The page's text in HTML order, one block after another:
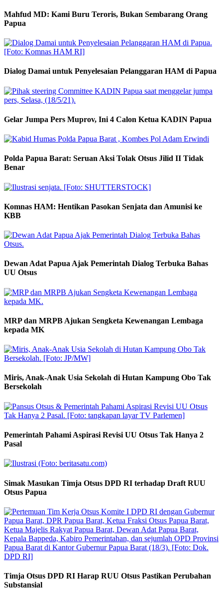
Mahfud MD: Kami Buru Teroris, Bukan Sembarang Orang
Papua
Dialog Damai untuk Penyelesaian Pelanggaran HAM di Papua
Gelar Jumpa Pers Muprov, Ini 4 Calon Ketua KADIN Papua
Polda Papua Barat: Seruan Aksi Tolak Otsus Jilid II Tidak
Benar
Komnas HAM: Hentikan Pasokan Senjata dan Amunisi ke
KBB
Dewan Adat Papua Ajak Pemerintah Dialog Terbuka Bahas
UU Otsus
MRP dan MRPB Ajukan Sengketa Kewenangan Lembaga
kepada MK
Miris, Anak-Anak Usia Sekolah di Hutan Kampung Obo Tak
Bersekolah
Pemerintah Pahami Aspirasi Revisi UU Otsus Tak Hanya 2
Pasal
Simak Masukan Timja Otsus DPD RI terhadap Draft RUU
Otsus Papua
Timja Otsus DPD RI Harap RUU Otsus Pastikan Perubahan
Substansial